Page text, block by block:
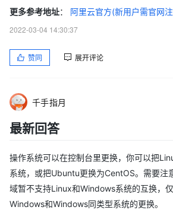
更多参考地址： 阿里云官方(新用户需官网
2022-03-04 14:30:37
赞同 展开评论
千手指月
最新回答
操作系统可以在控制台里更换，你可以把
系统，或把Ubuntu更换为CentOS。需要注
域暂不支持Linux和Windows系统的互换，
Windows和Windows同类型系统的更换。